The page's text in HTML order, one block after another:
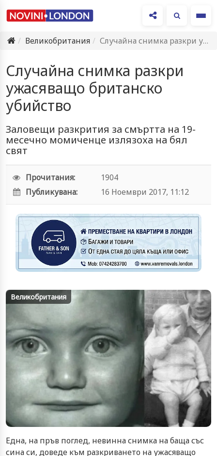
Великобритания
Случайна снимка разкри ужасяващо британско убийство
Случайна снимка разкри
ужасяващо британско
убийство
Заловещи разкрития за смъртта на 19-
месечно момиченце излязоха на бял
свят
Прочитания:
1904
Публикувана:
16 Ноември 2017, 11:12
Великобритания
Една, на пръв поглед, невинна снимка на баща със
сина си, доведе към разкриването на ужасяващо